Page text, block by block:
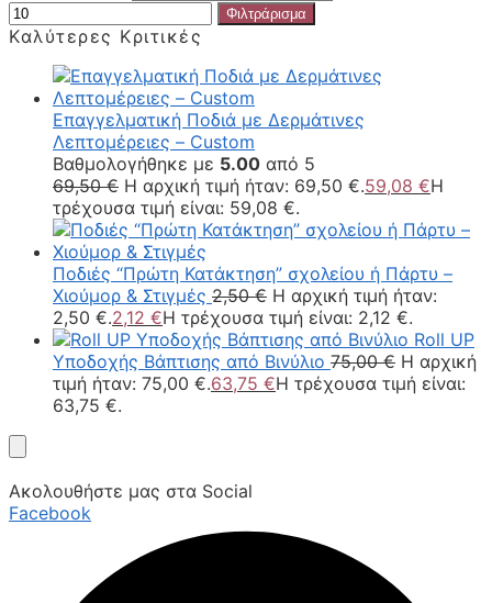
Φιλτράρισμα
Καλύτερες Κριτικές
Επαγγελματική Ποδιά με Δερμάτινες
Λεπτομέρειες – Custom
Βαθμολογήθηκε με 5.00 από 5
69,50€ Η αρχική τιμή ήταν: 69,50 €.59,08 €Η
τρέχουσα τιμή είναι: 59,08 €.
Ποδιές “Πρώτη Κατάκτηση” σχολείου ή Πάρτυ –
Χιούμορ & Στιγμές 2,50€ Η αρχική τιμή ήταν:
2,50 €.2,12 €Η τρέχουσα τιμή είναι: 2,12 €.
Roll UP
Υποδοχής Βάπτισης από Βινύλιο 75,00€ Η αρχική
τιμή ήταν: 75,00 €.63,75 €Η τρέχουσα τιμή είναι:
63,75 €.
Ακολουθήστε μας στα Social
Facebook